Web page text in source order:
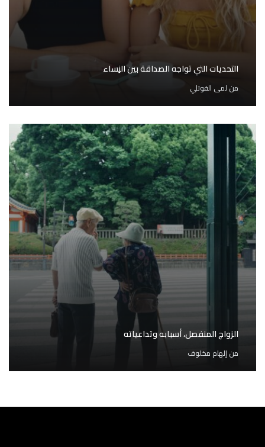
التحديات التي تواجه الصداقة بين النِساء
من لمى القوتلي
الزواج المنفصل، أسبابه وتداعياته
منإلهام مخلوف